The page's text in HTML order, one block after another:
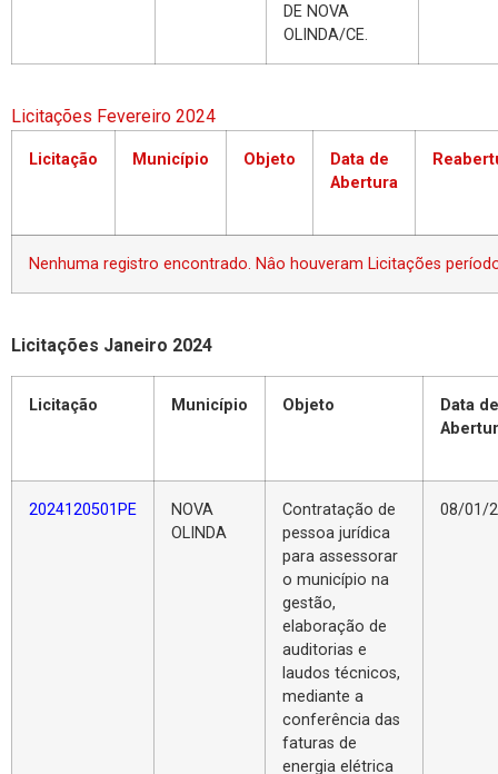
DE NOVA
OLINDA/CE.
Licitações Fevereiro 2024
Licitação Município Objeto
Data de
Abertura
Nenhuma registro encontrado. Nâo houveram Licitações
Licitações Janeiro 2024
Licitação Município Objeto
Data de
2024120501PE
NOVA
OLINDA
Contratação de
pessoa jurídica
para assessorar
o município na
gestão,
elaboração de
auditorias e
laudos técnicos,
mediante a
conferência das
faturas de
energia elétrica
08/01/